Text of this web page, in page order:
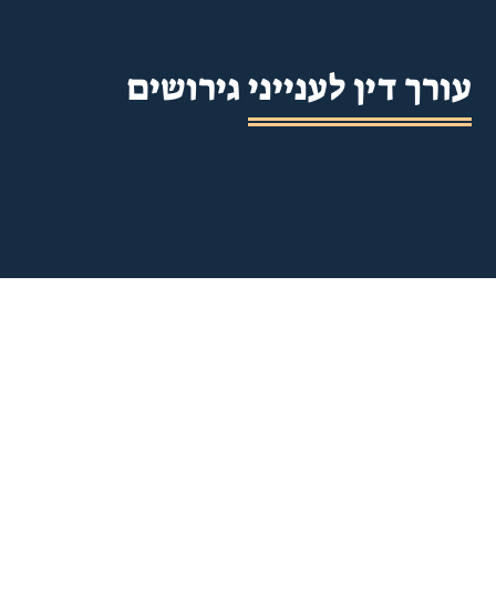
עורך דין לענייני גירושים